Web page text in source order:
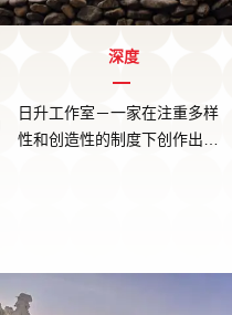
深度
日升工作室－一家在注重多样
性和创造性的制度下创作出当